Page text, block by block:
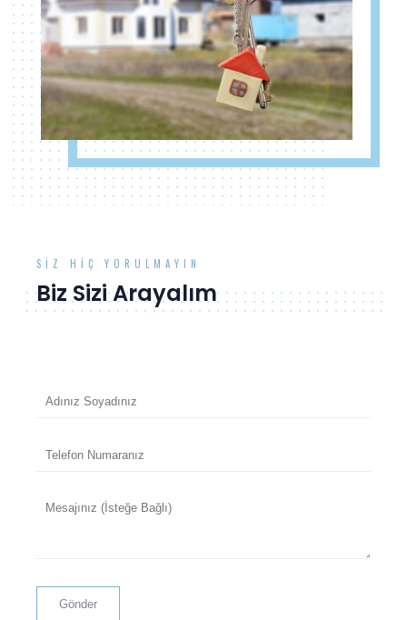
SIZ HIÇ YORULMAYIN
Biz Sizi Arayalım